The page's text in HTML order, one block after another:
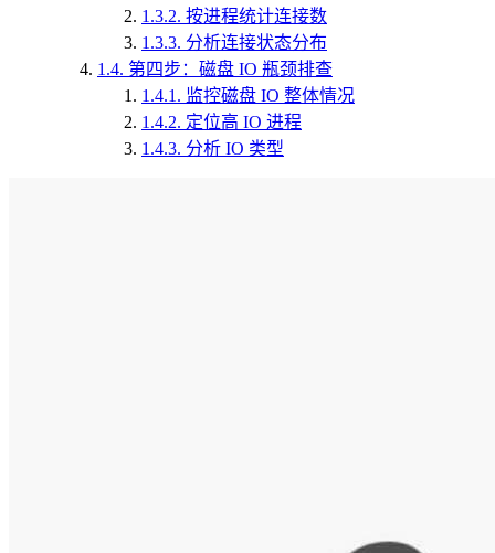
1.3.2. 按进程统计连接数
1.3.3. 分析连接状态分布
1.4. 第四步：磁盘 IO 瓶颈排查
1.4.1. 监控磁盘 IO 整体情况
1.4.2. 定位高 IO 进程
1.4.3. 分析 IO 类型